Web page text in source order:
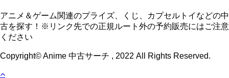
アニメ＆ゲーム関連のプライズ、くじ、カプセルトイなどの中
古を探す！※リンク先での正規ルート外の予約販売にはご注意
ください
Copyright© Anime 中古サーチ , 2022 All Rights Reserved.